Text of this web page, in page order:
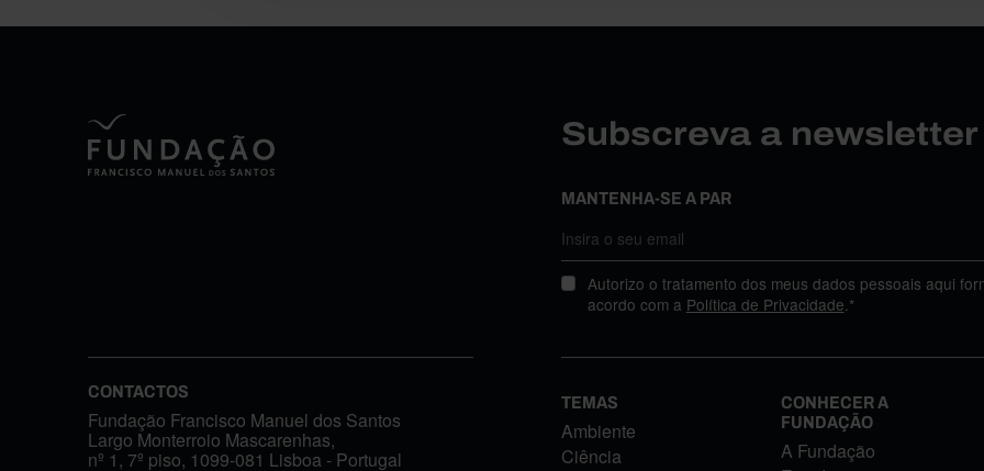
Subscreva a
MANTENHA-SE A PAR
Autorizo o tratamento dos meus dados pessoais aqui
acordo com a Política de Privacidade.*
CONTACTOS
Fundação Francisco Manuel dos Santos
Largo Monterroio Mascarenhas,
nº 1, 7º piso, 1099-081 Lisboa - Portugal
TEMAS
Ambiente
Ciência
CONHECER A
FUNDAÇÃO
A Fundação